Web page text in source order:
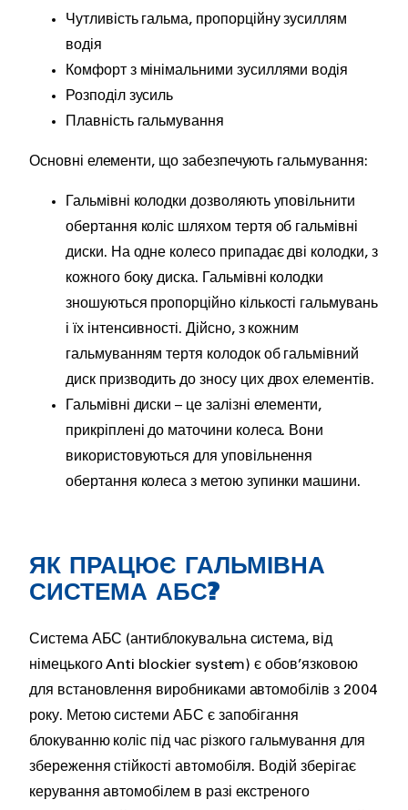
Чутливість гальма, пропорційну зусиллям
водія
Комфорт з мінімальними зусиллями водія
Розподіл зусиль
Плавність гальмування
Основні елементи, що забезпечують гальмування:
Гальмівні колодки дозволяють уповільнити
обертання коліс шляхом тертя об гальмівні
диски. На одне колесо припадає дві колодки, з
кожного боку диска. Гальмівні колодки
зношуються пропорційно кількості гальмувань
і їх інтенсивності. Дійсно, з кожним
гальмуванням тертя колодок об гальмівний
диск призводить до зносу цих двох елементів.
Гальмівні диски – це залізні елементи,
прикріплені до маточини колеса. Вони
використовуються для уповільнення
обертання колеса з метою зупинки машини.
ЯК ПРАЦЮЄ ГАЛЬМІВНА
СИСТЕМА АБС?
Система АБС (антиблокувальна система, від
німецького Anti blockier system) є обов’язковою
для встановлення виробниками автомобілів з 2004
року. Метою системи АБС є запобігання
блокуванню коліс під час різкого гальмування для
збереження стійкості автомобіля. Водій зберігає
керування автомобілем в разі екстреного